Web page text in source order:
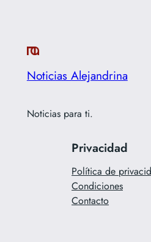
Noticias Alejandrina
Noticias para ti.
Privacidad
Política de
Condiciones
Contacto